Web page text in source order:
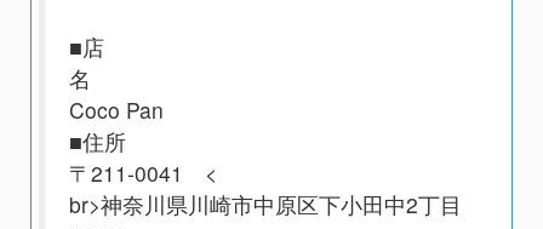
■店
名
Coco Pan
■住所
〒211-0041 <
br>神奈川県川崎市中原区下小田中2丁目